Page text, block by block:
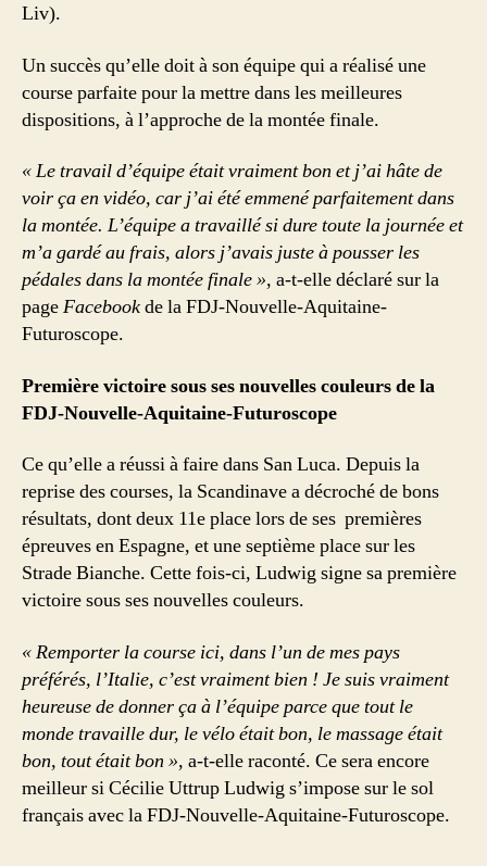
Liv).
Un succès qu’elle doit à son équipe qui a réalisé une
course parfaite pour la mettre dans les meilleures
dispositions, à l’approche de la montée finale.
« Le travail d’équipe était vraiment bon et j’ai hâte de
voir ça en vidéo, car j’ai été emmené parfaitement dans
la montée. L’équipe a travaillé si dure toute la journée et
m’a gardé au frais, alors j’avais juste à pousser les
pédales dans la montée finale», a-t-elle déclaré sur la
pageFacebookde la FDJ-Nouvelle-Aquitaine-
Futuroscope.
Première victoire sous ses nouvelles couleurs de la
FDJ-Nouvelle-Aquitaine-Futuroscope
Ce qu’elle a réussi à faire dans San Luca. Depuis la
reprise des courses, la Scandinave a décroché de bons
résultats, dont deux 11e place lors de ses premières
épreuves en Espagne, et une septième place sur les
Strade Bianche. Cette fois-ci, Ludwig signe sa première
victoire sous ses nouvelles couleurs.
« Remporter la course ici, dans l’un de mes pays
préférés, l’Italie, c’est vraiment bien ! Je suis vraiment
heureuse de donner ça à l’équipe parce que tout le
monde travaille dur, le vélo était bon, le massage était
bon, tout était bon », a-t-elle raconté. Ce sera encore
meilleur si Cécilie Uttrup Ludwig s’impose sur le sol
français avec la FDJ-Nouvelle-Aquitaine-Futuroscope.